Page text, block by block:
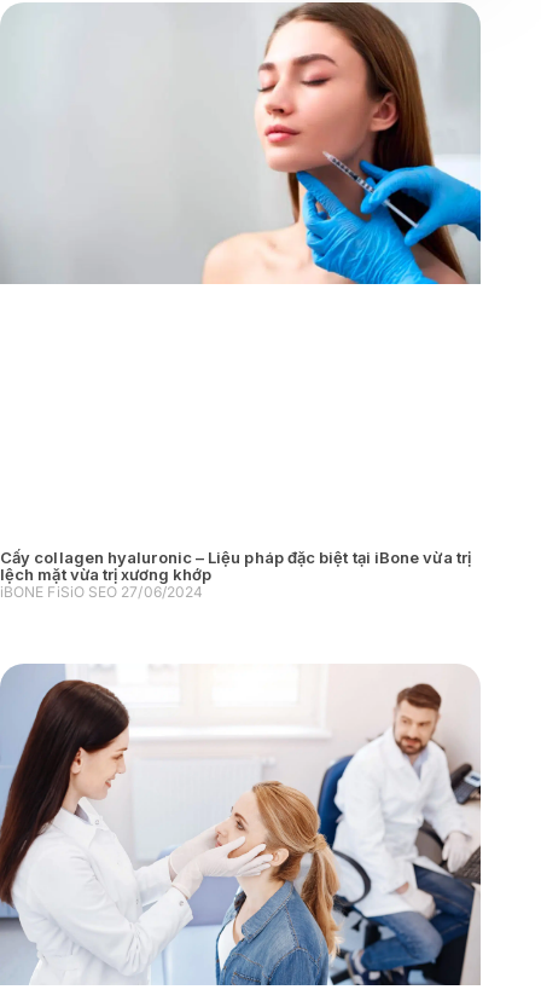
Cấy collagen hyaluronic – Liệu pháp đặc biệt tại iBone vừa trị
lệch mặt vừa trị xương khớp
iBONE FiSiO SEO 27/06/2024